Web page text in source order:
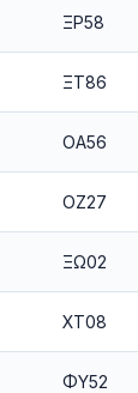
ΞΡ58
ΞΤ86
ΟΑ56
ΟΖ27
ΞΩ02
ΧΤ08
ΦΥ52